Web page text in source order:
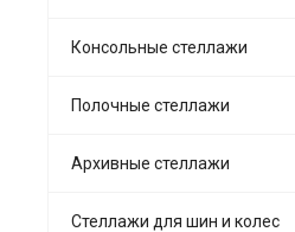
Консольные стеллажи
Полочные стеллажи
Архивные стеллажи
Стеллажи для шин и колес